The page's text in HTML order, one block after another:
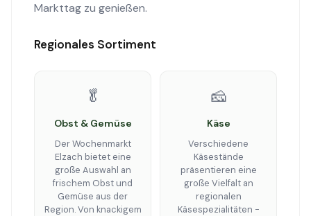
Markttag zu genießen.
Regionales Sortiment
🥬
Obst & Gemüse
Der Wochenmarkt
Elzach bietet eine
große Auswahl an
frischem Obst und
Gemüse aus der
Region. Von knackigem
🧀
Käse
Verschiedene
Käsestände
präsentieren eine
große Vielfalt an
regionalen
Käsespezialitäten -